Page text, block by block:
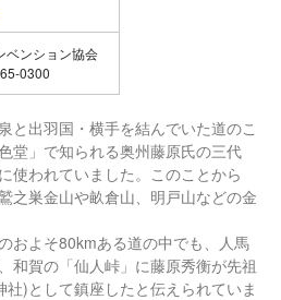
ベンション協会
0300
と出羽国・横手を結んでいた道のこ
堂」で知られる奥州藤原氏の三代
使われていました。このことから
之巣金山や畝倉山、明戸山などの金
およそ80kmある道の中でも、人馬
和賀の「仙人峠」に藤原秀衡が先祖
)として鎮座したと伝えられていま